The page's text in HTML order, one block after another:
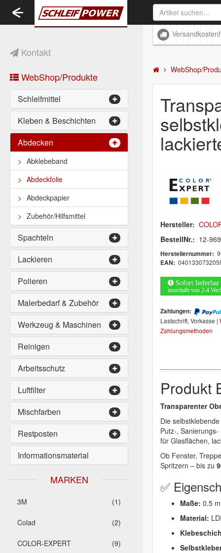
Kontakt
WebShop/Produkte
Schleifmittel
Kleben & Beschichten
Abdecken
Abklebeband
Abdeckfolie
Abdeckpapier
Zubehör/Hilfsmittel
Spachteln
Lackieren
Polieren
Malerbedarf & Zubehör
Werkzeug & Maschinen
Reinigen
Arbeitsschutz
Luftfilter
Mischfarben
Restposten
Informationsmaterial
MARKEN
(1)
3M
(2)
Colad
(9)
COLOR-EXPERT
Toggle
navigation
WebShop/
Hersteller:
BestellNr.: 12-
Herstellernummer:
EAN:
Sofort lieferbar
innerhalb von 2-4
Zahlungen:
Lastschrift, Vorkasse |
Zahlungsmethoden
Produkt
Transparenter
Die
Putz-,
für Glasflächen,
Ob Fenster,
Spritzern – bis zu
✅
Maße: 0,5
Material: